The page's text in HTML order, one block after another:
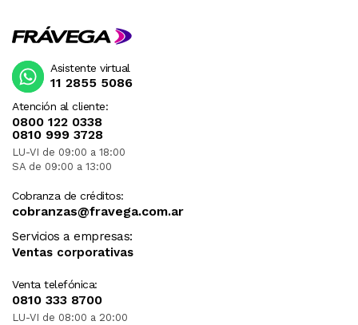
Atención al cliente:
0800 122 0338
0810 999 3728
LU-VI de 09:00 a 18:00
SA de 09:00 a 13:00
Cobranza de créditos:
cobranzas@fravega.com.ar
Servicios a empresas:
Ventas corporativas
Venta telefónica:
0810 333 8700
LU-VI de 08:00 a 20:00
Asistente virtual
11 2855 5086